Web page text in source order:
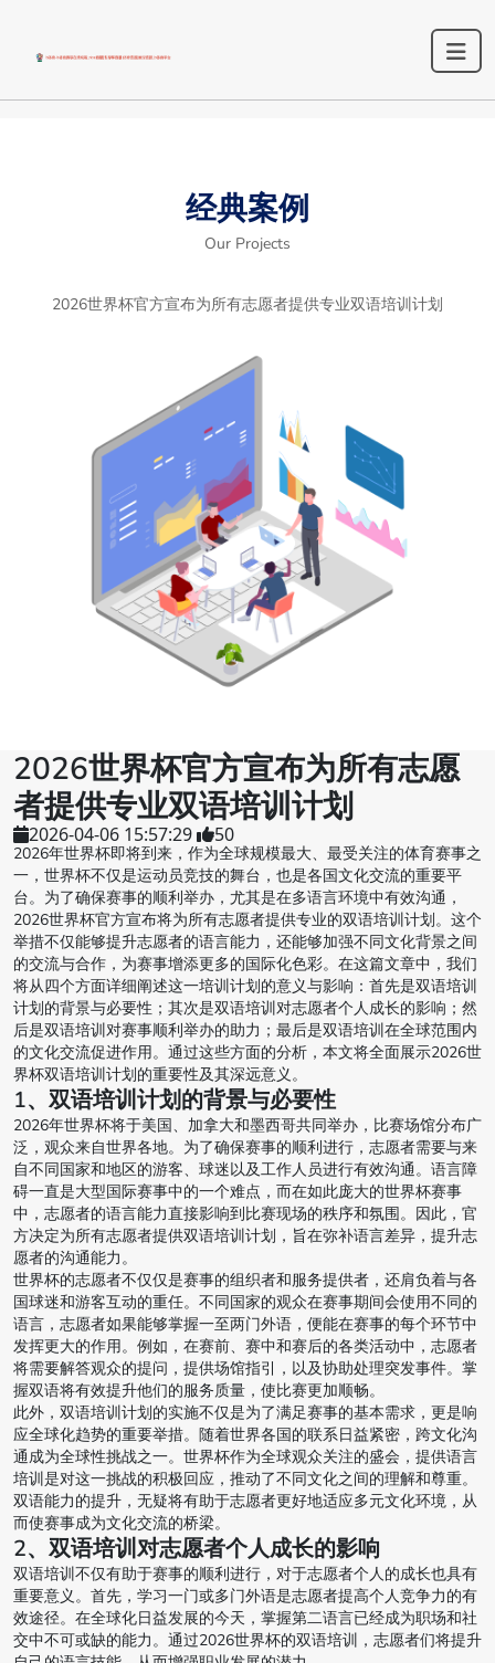
经典案例
Our Projects
2026世界杯官方宣布为所有志愿者提供专业双语培训计划
2026世界杯官方宣布为所有志愿
者提供专业双语培训计划
2026-04-06 15:57:29 50
2026年世界杯即将到来，作为全球规模最大、最受关注的体育赛事之
一，世界杯不仅是运动员竞技的舞台，也是各国文化交流的重要平
台。为了确保赛事的顺利举办，尤其是在多语言环境中有效沟通，
2026世界杯官方宣布将为所有志愿者提供专业的双语培训计划。这个
举措不仅能够提升志愿者的语言能力，还能够加强不同文化背景之间
的交流与合作，为赛事增添更多的国际化色彩。在这篇文章中，我们
将从四个方面详细阐述这一培训计划的意义与影响：首先是双语培训
计划的背景与必要性；其次是双语培训对志愿者个人成长的影响；然
后是双语培训对赛事顺利举办的助力；最后是双语培训在全球范围内
的文化交流促进作用。通过这些方面的分析，本文将全面展示2026世
界杯双语培训计划的重要性及其深远意义。
1、双语培训计划的背景与必要性
2026年世界杯将于美国、加拿大和墨西哥共同举办，比赛场馆分布广
泛，观众来自世界各地。为了确保赛事的顺利进行，志愿者需要与来
自不同国家和地区的游客、球迷以及工作人员进行有效沟通。语言障
碍一直是大型国际赛事中的一个难点，而在如此庞大的世界杯赛事
中，志愿者的语言能力直接影响到比赛现场的秩序和氛围。因此，官
方决定为所有志愿者提供双语培训计划，旨在弥补语言差异，提升志
愿者的沟通能力。
世界杯的志愿者不仅仅是赛事的组织者和服务提供者，还肩负着与各
国球迷和游客互动的重任。不同国家的观众在赛事期间会使用不同的
语言，志愿者如果能够掌握一至两门外语，便能在赛事的每个环节中
发挥更大的作用。例如，在赛前、赛中和赛后的各类活动中，志愿者
将需要解答观众的提问，提供场馆指引，以及协助处理突发事件。掌
握双语将有效提升他们的服务质量，使比赛更加顺畅。
此外，双语培训计划的实施不仅是为了满足赛事的基本需求，更是响
应全球化趋势的重要举措。随着世界各国的联系日益紧密，跨文化沟
通成为全球性挑战之一。世界杯作为全球观众关注的盛会，提供语言
培训是对这一挑战的积极回应，推动了不同文化之间的理解和尊重。
双语能力的提升，无疑将有助于志愿者更好地适应多元文化环境，从
而使赛事成为文化交流的桥梁。
2、双语培训对志愿者个人成长的影响
双语培训不仅有助于赛事的顺利进行，对于志愿者个人的成长也具有
重要意义。首先，学习一门或多门外语是志愿者提高个人竞争力的有
效途径。在全球化日益发展的今天，掌握第二语言已经成为职场和社
交中不可或缺的能力。通过2026世界杯的双语培训，志愿者们将提升